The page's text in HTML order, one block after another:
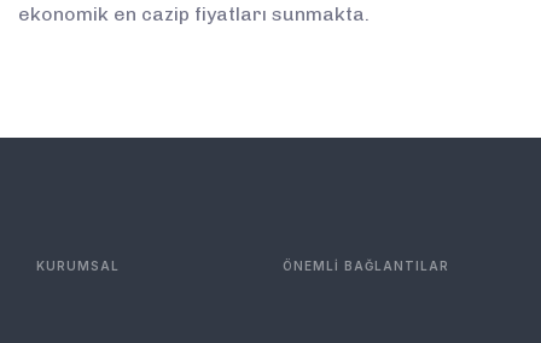
ekonomik en cazip fiyatları sunmakta.
KURUMSAL ÖNEMLİ BAĞLANTILAR